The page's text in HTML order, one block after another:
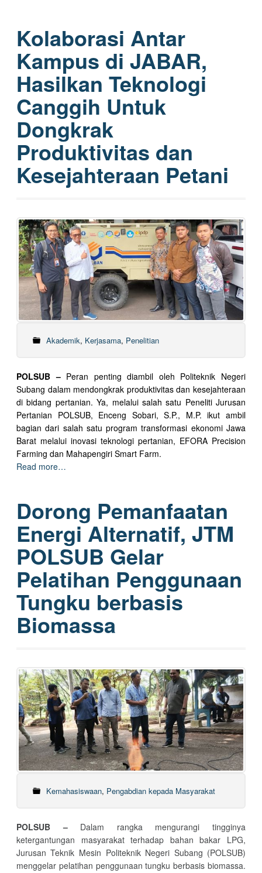
Kolaborasi Antar
Kampus di JABAR,
Hasilkan Teknologi
Canggih Untuk
Dongkrak
Produktivitas dan
Kesejahteraan Petani
Akademik, Kerjasama, Penelitian
POLSUB –Peran penting diambil oleh Politeknik Negeri
Subang dalam mendongkrak produktivitas dan kesejahteraan
di bidang pertanian. Ya, melalui salah satu Peneliti Jurusan
Pertanian POLSUB, Enceng Sobari, S.P., M.P. ikut ambil
bagian dari salah satu program transformasi ekonomi Jawa
Barat melalui inovasi teknologi pertanian, EFORA Precision
Farming dan Mahapengiri Smart Farm.
Read more…
Dorong Pemanfaatan
Energi Alternatif, JTM
POLSUB Gelar
Pelatihan Penggunaan
Tungku berbasis
Biomassa
Kemahasiswaan, Pengabdian kepada Masyarakat
POLSUB –Dalam rangka mengurangi tingginya
ketergantungan masyarakat terhadap bahan bakar LPG,
Jurusan Teknik Mesin Politeknik Negeri Subang (POLSUB)
menggelar pelatihan penggunaan tungku berbasis biomassa.